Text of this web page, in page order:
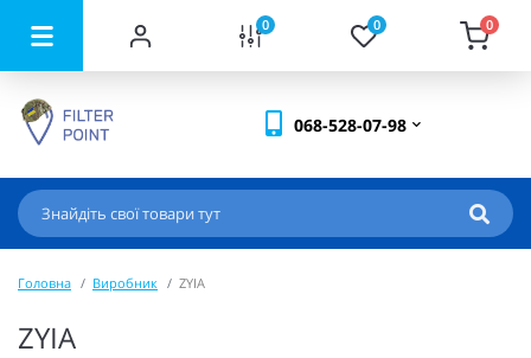
0 0 0
068-528-07-98
Головна Виробник ZYIA
ZYIA